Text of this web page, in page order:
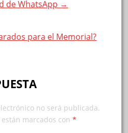
de WhatsApp →
para el Memorial?
no será publicada.
marcados con *